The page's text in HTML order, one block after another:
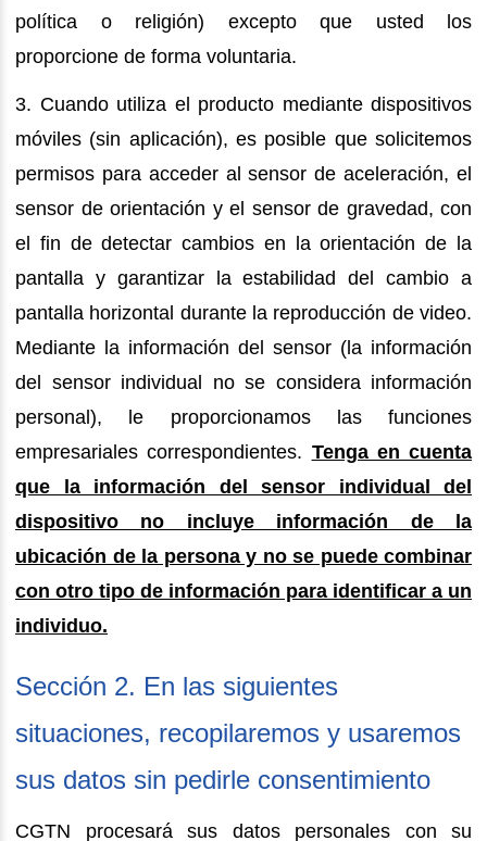
política o religión) excepto que usted los
proporcione de forma voluntaria.
3. Cuando utiliza el producto mediante dispositivos
móviles (sin aplicación), es posible que solicitemos
permisos para acceder al sensor de aceleración, el
sensor de orientación y el sensor de gravedad, con
el fin de detectar cambios en la orientación de la
pantalla y garantizar la estabilidad del cambio a
pantalla horizontal durante la reproducción de video.
Mediante la información del sensor (la información
del sensor individual no se considera información
personal), le proporcionamos las funciones
empresariales correspondientes. Tenga en cuenta
que la información del sensor individual del
dispositivo no incluye información de la
ubicación de la persona y no se puede combinar
con otro tipo de información para identificar a un
individuo.
Sección 2. En las siguientes
situaciones, recopilaremos y usaremos
sus datos sin pedirle consentimiento
CGTN procesará sus datos personales con su